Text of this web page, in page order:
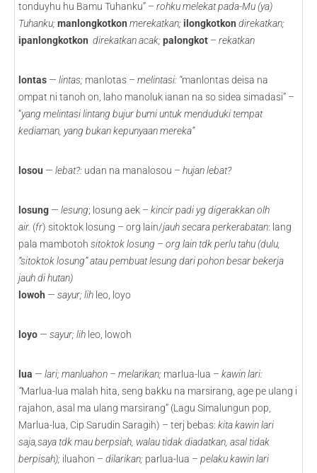
tonduyhu hu Bamu Tuhanku” – rohku melekat pada-Mu (ya)
Tuhanku;manlongkotkon merekatkan;ilongkotkon direkatkan;
ipanlongkotkon direkatkan acak;palongkot – rekatkan
lontas — lintas; manlotas – melintasi: “manlontas deisa na
ompat ni tanoh on, laho manoluk ianan na so sidea simadasi” –
“yang melintasi lintang bujur bumi untuk menduduki tempat
kediaman, yang bukan kepunyaan mereka”
losou — lebat?: udan na manalosou – hujan lebat?
losung — lesung; losung aek – kincir padi yg digerakkan olh
air. (fr) sitoktok losung – org lain/jauh secara perkerabatan: lang
pala mambotoh sitoktok losung – org lain tdk perlu tahu (dulu,
“sitoktok losung” atau pembuat lesung dari pohon besar bekerja
jauh di hutan)
lowoh — sayur; lih leo, loyo
loyo — sayur; lih leo, lowoh
lua — lari; manluahon – melarikan; marlua-lua – kawin lari:
“Marlua-lua malah hita, seng bakku na marsirang, age pe ulang i
rajahon, asal ma ulang marsirang” (Lagu Simalungun pop,
Marlua-lua, Cip Sarudin Saragih) – terj bebas: kita kawin lari
saja,saya tdk mau berpsiah, walau tidak diadatkan, asal tidak
berpisah); iluahon – dilarikan; parlua-lua – pelaku kawin lari